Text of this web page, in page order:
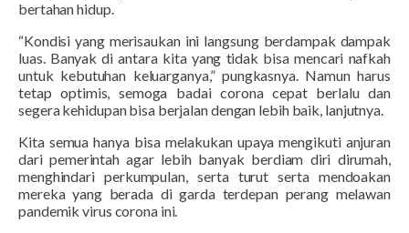
bertahan hidup.
“Kondisi yang merisaukan ini langsung berdampak dampak
luas. Banyak di antara kita yang tidak bisa mencari nafkah
untuk kebutuhan keluarganya,” pungkasnya. Namun harus
tetap optimis, semoga badai corona cepat berlalu dan
segera kehidupan bisa berjalan dengan lebih baik, lanjutnya.
Kita semua hanya bisa melakukan upaya mengikuti anjuran
dari pemerintah agar lebih banyak berdiam diri dirumah,
menghindari perkumpulan, serta turut serta mendoakan
mereka yang berada di garda terdepan perang melawan
pandemik virus corona ini.